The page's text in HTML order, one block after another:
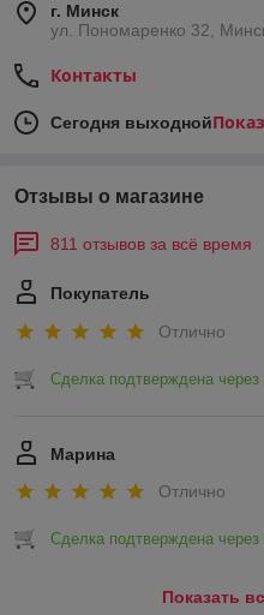
г. Минск
ул. Пономаренко 32,
Контакты
Сегодня выходной
Отзывы о магазине
811 отзывов за всё время
Покупатель
Отлично
Сделка подтверждена через
Марина
Отлично
Сделка подтверждена через
Показать